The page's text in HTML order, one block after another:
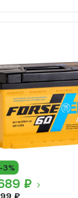
-3%
₽
₽